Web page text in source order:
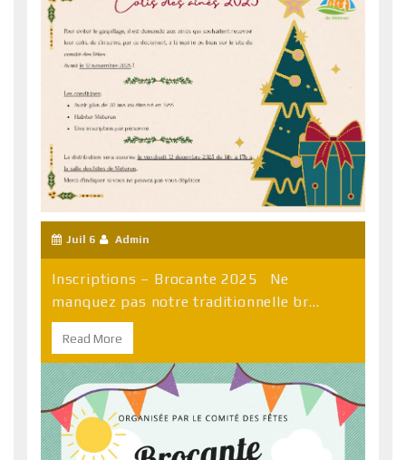
Juil 6 Admin
Inscriptions – Brocante 2025 Ne
manquez pas notre traditionnelle br...
Read More